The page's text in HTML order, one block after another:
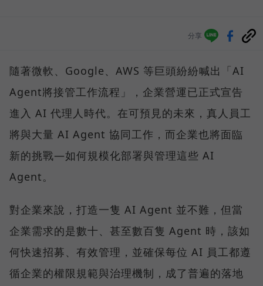
分享
隨著微軟、Google、AWS 等巨頭紛紛喊出「AI
Agent將接管工作流程」，企業營運已正式宣告
進入 AI 代理人時代。在可預見的未來，真人員工
將與大量 AI Agent 協同工作，而企業也將面臨
新的挑戰—如何規模化部署與管理這些 AI
Agent。
對企業來說，打造一隻 AI Agent 並不難，但當
企業需求的是數十、甚至數百隻 Agent 時，該如
何快速招募、有效管理，並確保每位 AI 員工都遵
循企業的權限規範與治理機制，成了普遍的落地